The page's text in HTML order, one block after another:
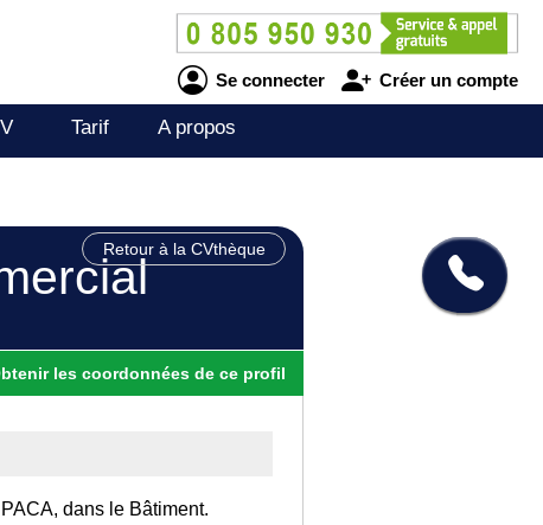
Se connecter Créer un compte
Tarif A propos
Retour à la CVthèque
les coordonnées de ce profil
dans le Bâtiment.